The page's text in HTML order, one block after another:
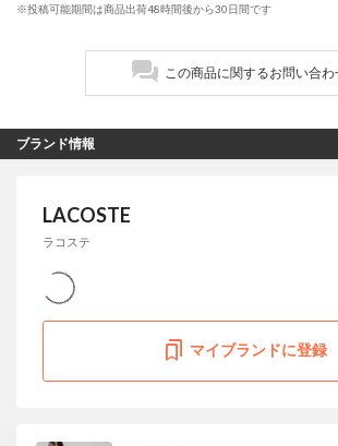
※投稿可能期間は商品出荷48時間後から30日間です
この商品に関するお問い合わ
ブランド情報
LACOSTE
ラコステ
マイブランドに登録